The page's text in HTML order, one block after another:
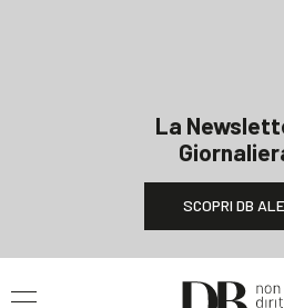
La
SCOPRI DB